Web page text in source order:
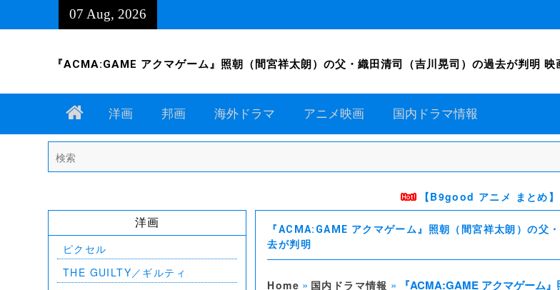
07 Aug, 2026
『ACMA:GAME アクマゲーム』照朝（間宮祥太朗）の父・織田清司（吉川晃司）の過去が判
Home洋画 邦画 海外ドラマ アニメ映画 国内ドラマ情報
for:
【B9good アニメ まとめ】
『ACMA:GAME アクマゲーム』照朝（間宮祥太朗）の父
去が判明
Home » 国内ドラマ情報 »
『ACMA:GAME アクマゲーム
洋画
ピクセル
THE GUILTY／ギルティ